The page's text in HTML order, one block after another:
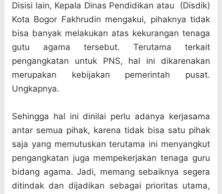
Disisi lain, Kepala Dinas Pendidikan atau (Disdik)
Kota Bogor Fakhrudin mengakui, pihaknya tidak
bisa banyak melakukan atas kekurangan tenaga
gutu agama tersebut. Terutama terkait
pengangkatan untuk PNS, hal ini dikarenakan
merupakan kebijakan pemerintah pusat.
Ungkapnya.
Sehingga hal ini dinilai perlu adanya kerjasama
antar semua pihak, karena tidak bisa satu pihak
saja yang memutuskan terutama ini menyangkut
pengangkatan juga mempekerjakan tenaga guru
bidang agama. Jadi, memang sebaiknya segera
ditindak dan dijadikan sebagai prioritas utama,